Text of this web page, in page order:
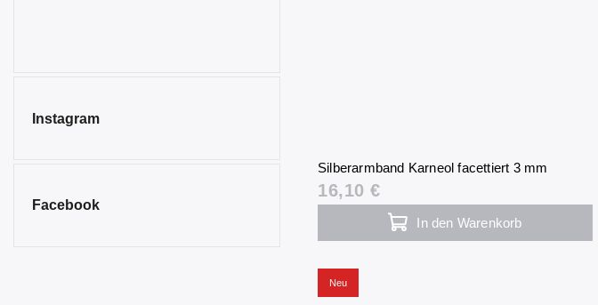
Instagram
Facebook
Silberarmband Karneol facettiert 3 mm
16,10 €
In den Warenkorb
Neu